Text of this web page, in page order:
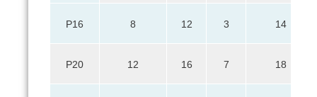
Р16 8 12 3 14
Р20 12 16 7 18